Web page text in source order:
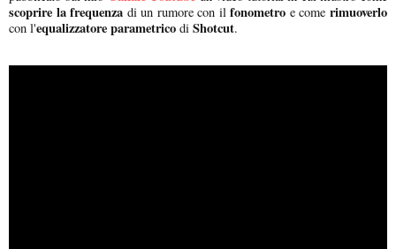
scoprire la frequenza di un rumore con ilfonometro e comerimuoverlo
con l'equalizzatore parametrico di Shotcut.